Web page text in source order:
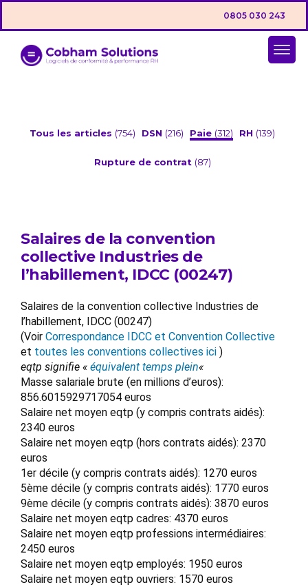
0805 030 243
Tous les articles (754) DSN (216) Paie (312) RH (139)
Rupture de contrat (87)
Salaires de la convention
collective Industries de
l’habillement, IDCC (00247)
Salaires de la convention collective Industries de
l’habillement, IDCC (00247)
(Voir Correspondance IDCC et Convention Collective
et toutes les conventions collectives ici )
eqtp signifie « équivalent temps plein«
Masse salariale brute (en millions d’euros):
856.6015929717054 euros
Salaire net moyen eqtp (y compris contrats aidés):
2340 euros
Salaire net moyen eqtp (hors contrats aidés): 2370
euros
1er décile (y compris contrats aidés): 1270 euros
5ème décile (y compris contrats aidés): 1770 euros
9ème décile (y compris contrats aidés): 3870 euros
Salaire net moyen eqtp cadres: 4370 euros
Salaire net moyen eqtp professions intermédiaires:
2450 euros
Salaire net moyen eqtp employés: 1950 euros
Salaire net moyen eqtp ouvriers: 1570 euros